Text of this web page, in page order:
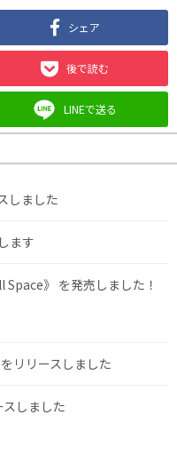
シェア
後で読む
LINEで送る
しました
ます
Space》 を発売しました！
リリースしました
しました